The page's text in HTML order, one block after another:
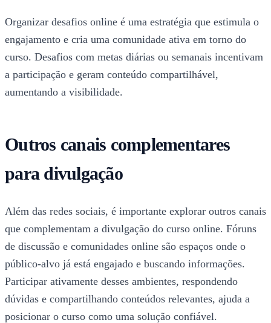
Organizar desafios online é uma estratégia que estimula o
engajamento e cria uma comunidade ativa em torno do
curso. Desafios com metas diárias ou semanais incentivam
a participação e geram conteúdo compartilhável,
aumentando a visibilidade.
Outros canais complementares
para divulgação
Além das redes sociais, é importante explorar outros canais
que complementam a divulgação do curso online. Fóruns
de discussão e comunidades online são espaços onde o
público-alvo já está engajado e buscando informações.
Participar ativamente desses ambientes, respondendo
dúvidas e compartilhando conteúdos relevantes, ajuda a
posicionar o curso como uma solução confiável.